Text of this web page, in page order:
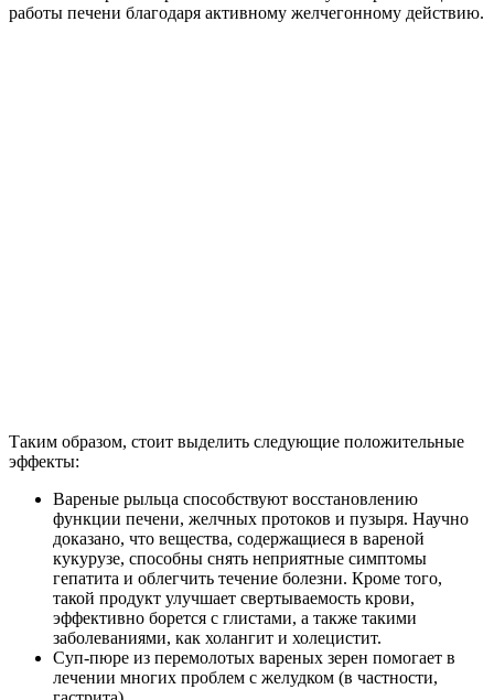
работы печени благодаря активному желчегонному действию.
Таким образом, стоит выделить следующие положительные
эффекты:
Вареные рыльца способствуют восстановлению
функции печени, желчных протоков и пузыря. Научно
доказано, что вещества, содержащиеся в вареной
кукурузе, способны снять неприятные симптомы
гепатита и облегчить течение болезни. Кроме того,
такой продукт улучшает свертываемость крови,
эффективно борется с глистами, а также такими
заболеваниями, как холангит и холецистит.
Суп-пюре из перемолотых вареных зерен помогает в
лечении многих проблем с желудком (в частности,